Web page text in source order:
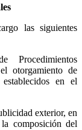
las siguientes
otorgamiento de
en el
exterior, en
composición del